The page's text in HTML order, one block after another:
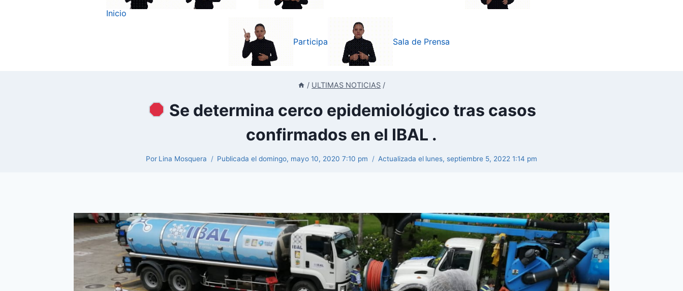
Inicio
Participa Sala de Prensa
/ ULTIMAS NOTICIAS /
Se determina cerco epidemiológico tras casos
confirmados en el IBAL .
Por Lina Mosquera Publicada el domingo, mayo 10, 2020 7:10 pm Actualizada el lunes, septiembre 5, 2022 1:14 pm